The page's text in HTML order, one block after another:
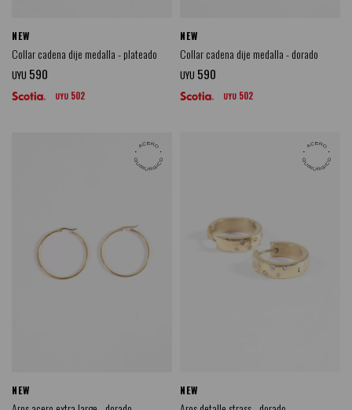
NEW
Collar cadena dije medalla - plateado
UYU 590
UYU 502
NEW
Collar cadena dije medalla - dorado
UYU 590
UYU 502
NEW NEW